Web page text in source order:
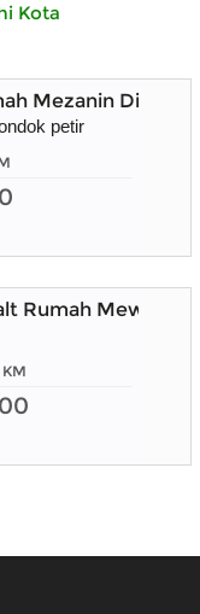
Kota
Mezanin
petir
Rumah Mewah
KM